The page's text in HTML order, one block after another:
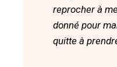
reprocher à
donné pour
quitte à